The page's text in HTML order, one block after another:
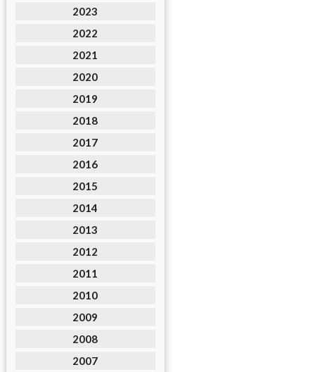
2023
2022
2021
2020
2019
2018
2017
2016
2015
2014
2013
2012
2011
2010
2009
2008
2007